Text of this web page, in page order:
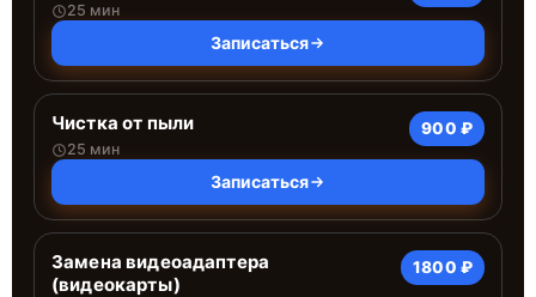
25 мин
Записаться
Чистка от пыли
25 мин
900 ₽
Записаться
Замена видеоадаптера
(видеокарты)
1800 ₽